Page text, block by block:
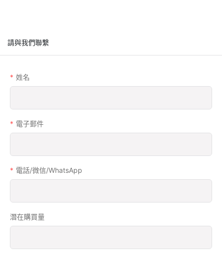
請與我們聯繫
姓名
電子郵件
電話/微信/WhatsApp
潛在購買量